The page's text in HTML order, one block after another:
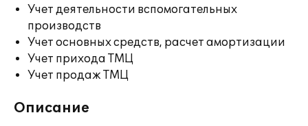
Учет деятельности вспомогательных
производств
Учет основных средств, расчет амортизации
Учет прихода ТМЦ
Учет продаж ТМЦ
Описание